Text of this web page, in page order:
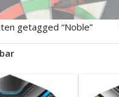
getagged “Noble”